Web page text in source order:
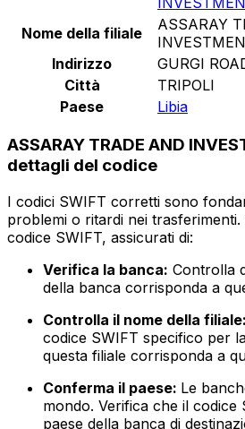
Nome della filiale
ASSARAY
Indirizzo
GURGI
Città
TRIPOLI
Paese
Libia
ASSARAY TRADE AND
dettagli del codice
I codici SWIFT corretti sono
problemi o ritardi nei trasferimenti.
codice SWIFT, assicurati di:
Verifica la banca: Controlla
della banca corrisponda a
Controlla il nome della filiale:
codice SWIFT specifico per
questa filiale corrisponda a
Conferma il paese: Le
mondo. Verifica che il
paese della banca di